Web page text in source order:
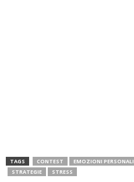
TAGS CONTEST EMOZIONI PERSONALI
STRATEGIE
STRESS